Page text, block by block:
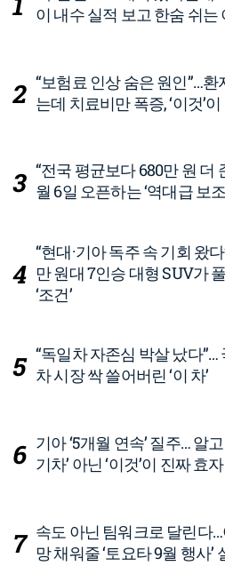
이 내수 실적 보고 한숨 쉬는
“보험료 인상 숨은 원인”…환
는데 치료비만 폭증, ‘이것’
“전국 평균보다 680만 원 더
월 6일 오픈하는 ‘역대급 보
“현대·기아 독주 속 기회 왔
만 원대 7인승 대형 SUV가
‘조건’
“독일차 자존심 박살 났다”…
차 시장 싹 쓸어버린 ‘이 차’
기아 ‘5개월 연속’ 질주… 알
기차’ 아닌 ‘이것’이 진짜 효
속도 아닌 팀워크로 달린다
망 채워줄 ‘토요타 9월 행사’